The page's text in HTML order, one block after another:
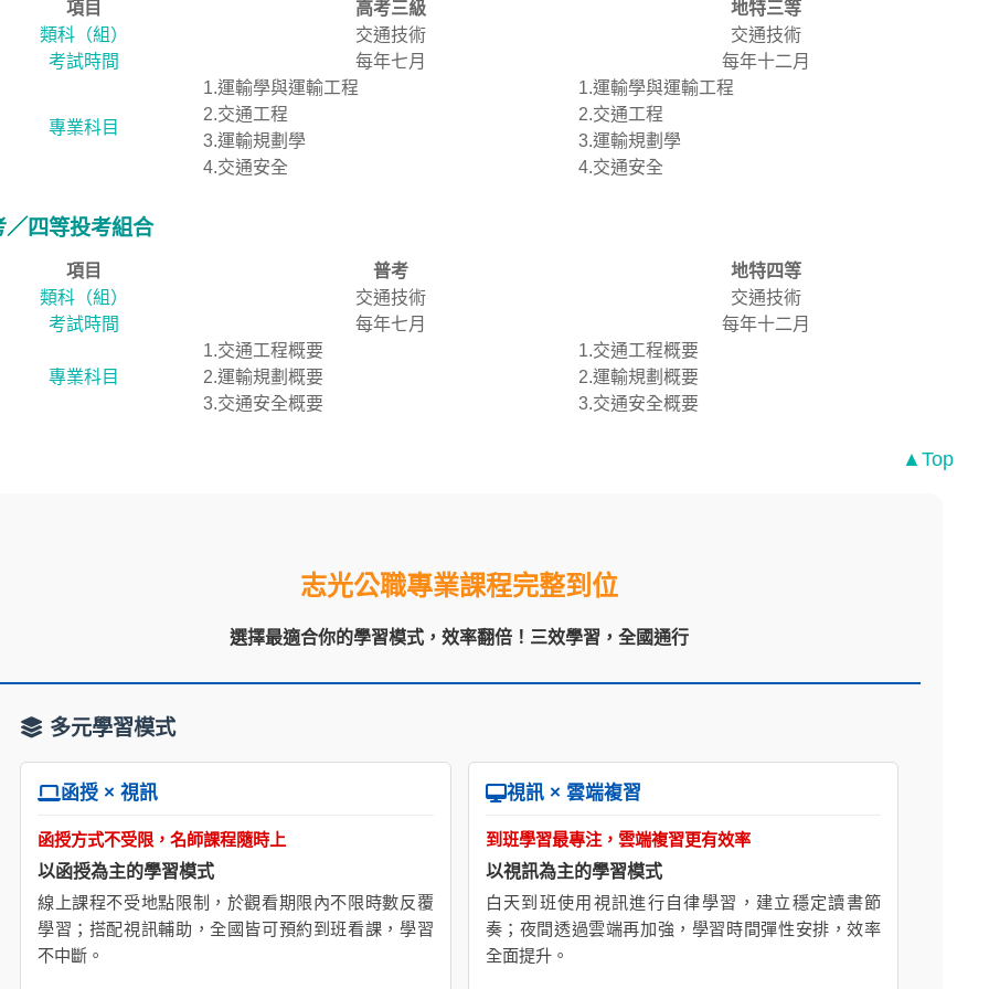
項目 高考三級
地特三等
類科（組）
交通技術
交通技術
考試時間
每年七月 每年十二月
專業科目
1.運輸學與運輸工程
2.交通工程
3.運輸規劃學
4.交通安全
1.運輸學與運輸工程
2.交通工程
3.運輸規劃學
4.交通安全
／四等投考組合
項目 普考
地特四等
類科（組）
交通技術
交通技術
考試時間
每年七月 每年十二月
專業科目
1.交通工程概要
2.運輸規劃概要
3.交通安全概要
1.交通工程概要
2.運輸規劃概要
3.交通安全概要
▲Top
志光公職專業課程完整到位
選擇最適合你的學習模式，效率翻倍！三效學習，全國通行
多元學習模式
函授 × 視訊
函授方式不受限，名師課程隨時上
以函授為主的學習模式
線上課程不受地點限制，於觀看期限內不限時數反覆
學習；搭配視訊輔助，全國皆可預約到班看課，學習
不中斷。
視訊 × 雲端複習
到班學習最專注，雲端複習更有效率
以視訊為主的學習模式
白天到班使用視訊進行自律學習，建立穩定讀書節
奏；夜間透過雲端再加強，學習時間彈性安排，效率
全面提升。